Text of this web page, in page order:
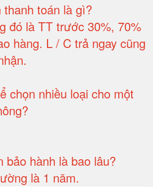
toán là gì?
đó là TT trước 30%, 70%
hàng. L / C trả ngay cũng
.
chọn nhiều loại cho một
?
bảo hành là bao lâu?
là 1 năm.